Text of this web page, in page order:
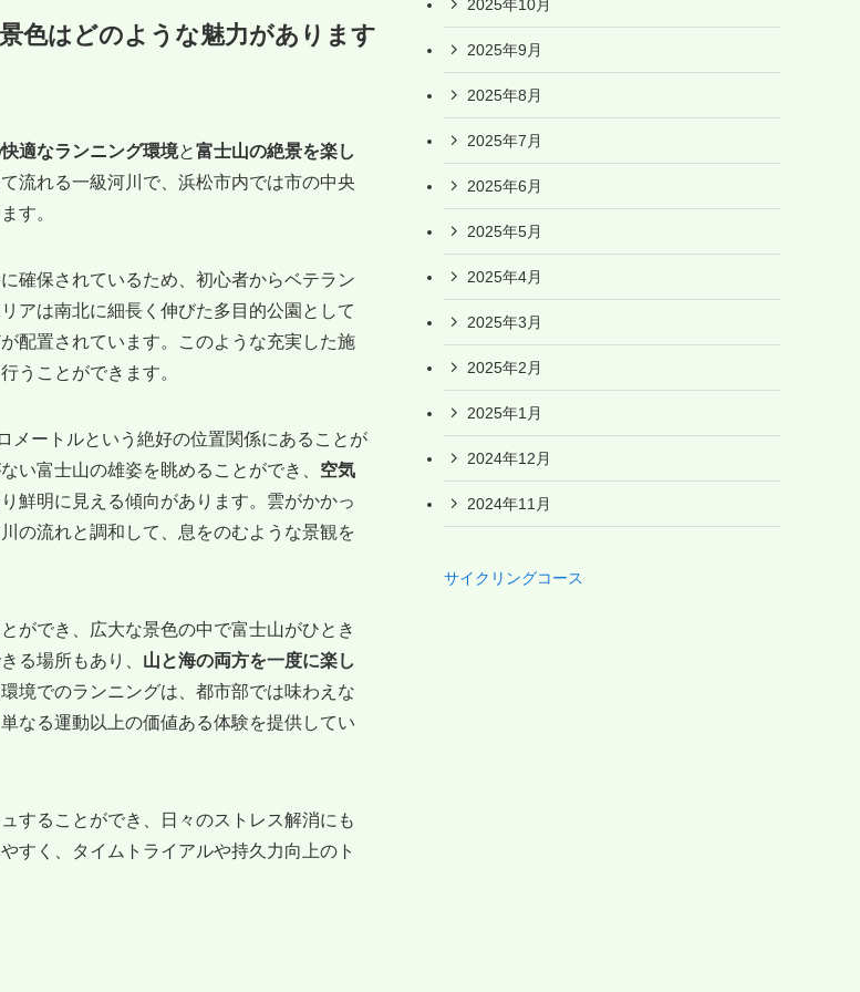
色はどのような魅力があります
適なランニング環境と富士山の絶景を楽し
流れる一級河川で、浜松市内では市の中央
す。
に確保されているため、初心者からベテラン
アは南北に細長く伸びた多目的公園として
配置されています。このような充実した施
うことができます。
メートルという絶好の位置関係にあることが
い富士山の雄姿を眺めることができ、 空気
鮮明に見える傾向があります。雲がかかっ
の流れと調和して、息をのむような景観を
ができ、広大な景色の中で富士山がひとき
る場所もあり、 山と海の両方を一度に楽し
境でのランニングは、都市部では味わえな
なる運動以上の価値ある体験を提供してい
することができ、日々のストレス解消にも
すく、タイムトライアルや持久力向上のト
2025年10月
2025年9月
2025年8月
2025年7月
2025年6月
2025年5月
2025年4月
2025年3月
2025年2月
2025年1月
2024年12月
2024年11月
サイクリングコース